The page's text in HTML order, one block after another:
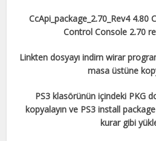
CcApi_package_2.70_Rev4 4.80
Control Console 2.70
Linkten dosyayı indirn wirar
masa üstüne
PS3 klasörünün içindeki PKG
kopyalayın ve PS3 install
kurar gibi